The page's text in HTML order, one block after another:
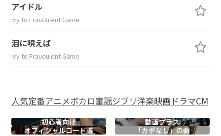
アイドル
Ivy to Fraudulent Game
泪に唄えば
Ivy to Fraudulent Game
人気定番アニメボカロ童謡ジブリ洋楽映画ドラマCM
初心者向け
動画プラス
オフィシャルコード譜 「カポなし」の曲